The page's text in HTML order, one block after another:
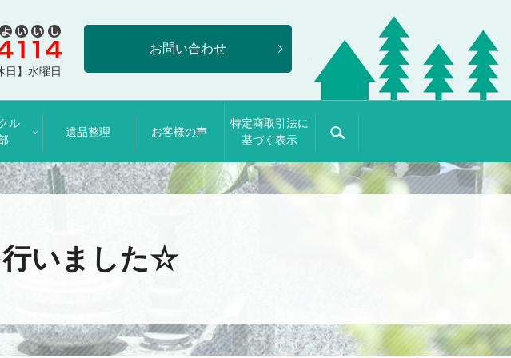
日】水曜日
お問い合わせ
ル
遺品整理 お客様の声
特定商取引法に
基づく表示
行いました☆